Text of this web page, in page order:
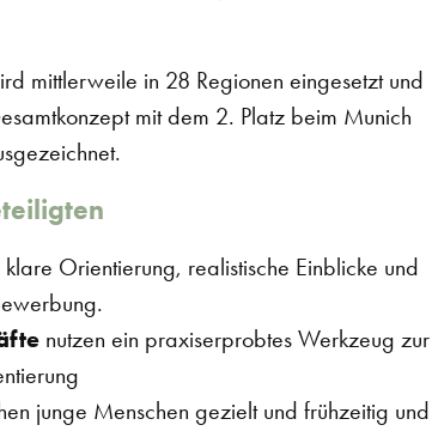
mittlerweile in 28 Regionen eingesetzt und
mit dem 2. Platz beim Munich
Orientierung, realistische Einblicke und
nutzen ein praxiserprobtes Werkzeug zur
junge Menschen gezielt und frühzeitig und